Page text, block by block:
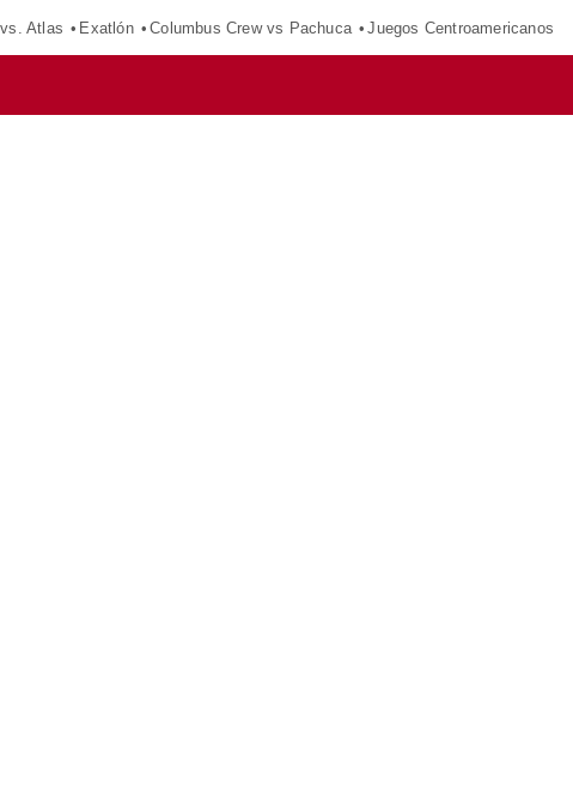
Atlas Exatlón Columbus Crew vs Pachuca Juegos Centroamericanos